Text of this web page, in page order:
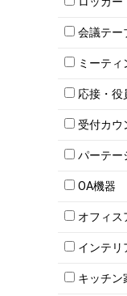
ローキ
両開き
上下連
軽量ラ
収納家
オープ
両開書庫
引き違
1人用
2人用
3人用
5人用
8人用
多人数
シリン
ダイヤ
ボタン
シュー
ロッカ
会議テー
ミーテ
スタッ
ネステ
カウン
T字脚
会議テ
会議テ
折りた
ハイテ
ミーティ
キャス
スタッ
テーブ
折りた
ハイチ
ミーテ
応接・役
応接セ
応接ソ
応接チ
応接・
受付カウ
ハイカ
ローカ
ラウン
パーテー
パーテ
自立
パーテ
壁掛け
ホワイ
OA機器
iPad
電話機
シュレ
スクリ
オフィス
チェア
演台・
防音パ
インテリ
モール
ダイニ
キッチン